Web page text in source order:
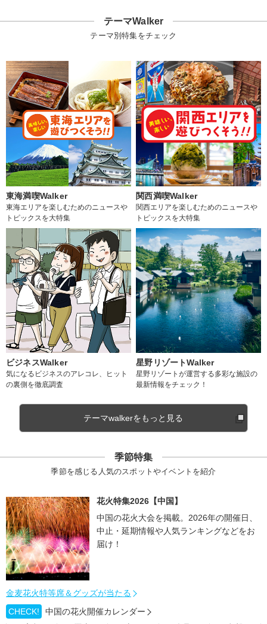
テーマWalker
テーマ別特集をチェック
東海満喫Walker
東海エリアを楽しむためのニュースや
トピックスを大特集
関西満喫Walker
関西エリアを楽しむためのニュースや
トピックスを大特集
ビジネスWalker
気になるビジネスのアレコレ、ヒット
の裏側を徹底調査
星野リゾートWalker
星野リゾートが運営する多彩な施設の
最新情報をチェック！
テーマwalkerをもっと見る
季節特集
季節を感じる人気のスポットやイベントを紹介
花火特集2026【中国】
中国の花火大会を掲載。2026年の開催日、
中止・延期情報や人気ランキングなどをお
届け！
金麦花火特等席＆グッズが当たる
CHECK!
中国の花火開催カレンダー